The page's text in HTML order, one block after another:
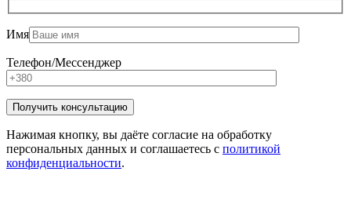
Имя
Телефон/Мессенджер
Нажимая кнопку, вы даёте согласие на обработку
персональных данных и соглашаетесь с политикой
конфиденциальности.